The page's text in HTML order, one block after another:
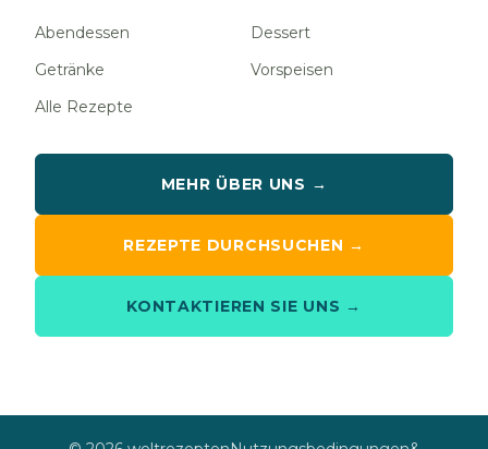
Abendessen
Dessert
Getränke
Vorspeisen
Alle Rezepte
MEHR ÜBER UNS →
REZEPTE DURCHSUCHEN →
KONTAKTIEREN SIE UNS →